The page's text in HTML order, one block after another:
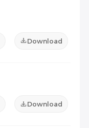
Download
Download